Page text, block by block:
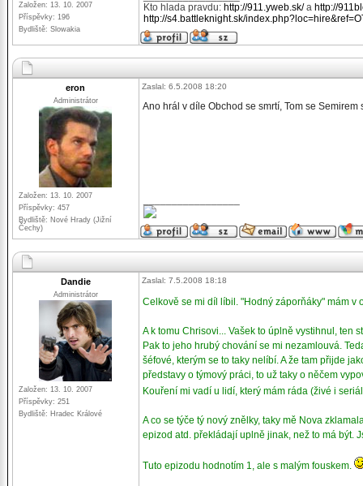
Založen: 13. 10. 2007
Příspěvky: 196
Bydliště: Slowakia
Kto hlada pravdu: http://911.yweb.sk/a http://
http://s4.battleknight.sk/
eron
Administrátor
Založen: 13. 10. 2007
Příspěvky: 457
Bydliště: Nové Hrady (Jižní
Čechy)
Zaslal: 6.5.2008 18:20
Ano hrál v díle Obchod se smrtí, Tom se
Dandie
Administrátor
Založen: 13. 10. 2007
Příspěvky: 251
Bydliště: Hradec Králové
Zaslal: 7.5.2008 18:18
Celkově se mi díl líbil. "Hodný záporňáky" mám v
A k tomu Chrisovi... Vašek to úplně vystihnul, ten
Pak to jeho hrubý chování se mi nezamlouvá.
šéfové, kterým se to taky nelíbí. A že tam přijde
představy o týmový práci, to už taky o něčem
Kouření mi vadí u lidí, který mám ráda (živé i
A co se týče tý nový znělky, taky mě Nova
epizod atd. překládají uplně jinak, než to má být.
Tuto epizodu hodnotím 1, ale s malým fouskem.